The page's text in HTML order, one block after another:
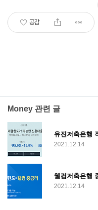
공감
Money 관련 글
유진저축은행
2021.12.14
웰컴저축은행
2021.12.14